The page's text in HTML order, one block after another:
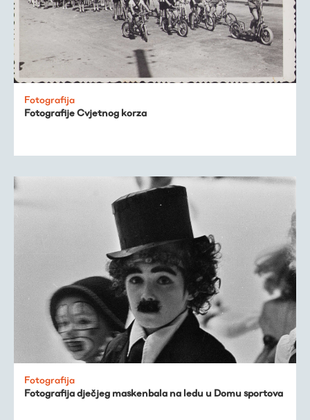
Fotografija
Fotografije Cvjetnog korza
Fotografija
Fotografija dječjeg maskenbala na ledu u Domu sportova